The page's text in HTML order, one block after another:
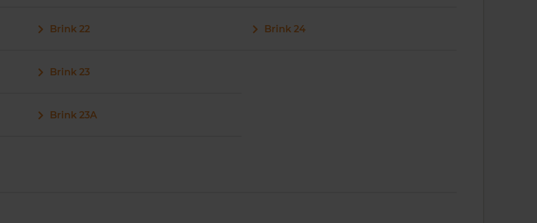
Brink 22
Brink 23
Brink 23A
Brink 24